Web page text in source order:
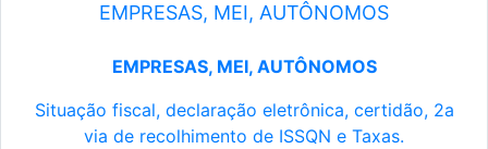
EMPRESAS, MEI, AUTÔNOMOS
EMPRESAS, MEI, AUTÔNOMOS
Situação fiscal, declaração eletrônica, certidão, 2a
via de recolhimento de ISSQN e Taxas.